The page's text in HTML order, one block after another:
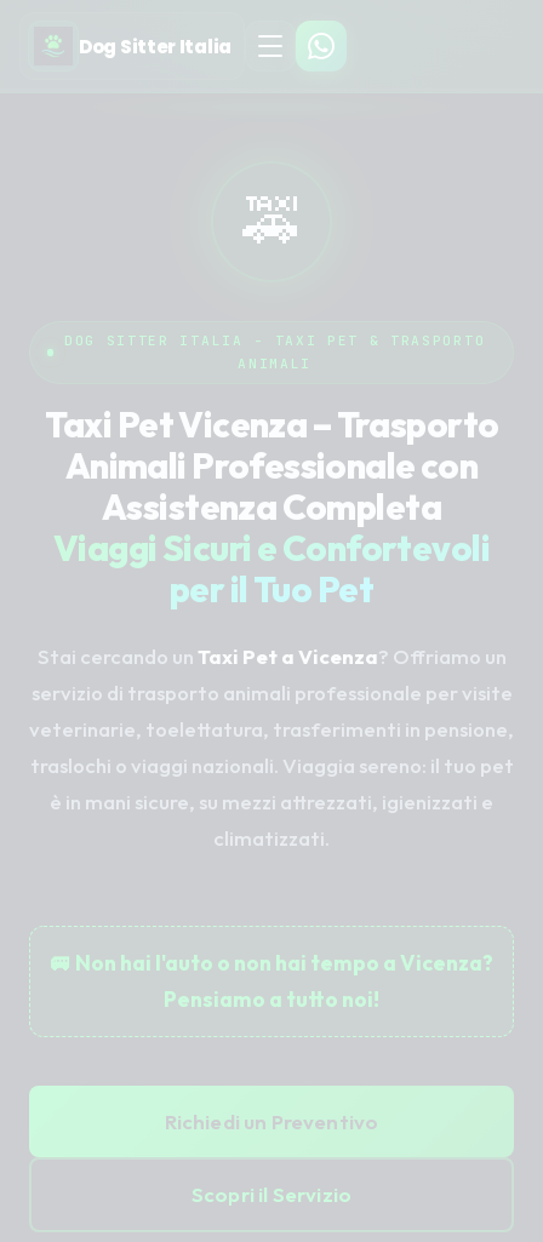
Dog Sitter Italia
🚕
DOG SITTER ITALIA - TAXI PET & TRASPORTO
ANIMALI
Taxi Pet Vicenza – Trasporto
Animali Professionale con
Assistenza Completa
Viaggi Sicuri e Confortevoli
per il Tuo Pet
Stai cercando unTaxi Pet a Vicenza? Offriamo un
servizio di trasporto animali professionale per visite
veterinarie, toelettatura, trasferimenti in pensione,
traslochi o viaggi nazionali. Viaggia sereno: il tuo pet
è in mani sicure, su mezzi attrezzati, igienizzati e
climatizzati.
🚐 Non hai l'auto o non hai tempo a Vicenza?
Pensiamo a tutto noi!
Richiedi un Preventivo
Scopri il Servizio